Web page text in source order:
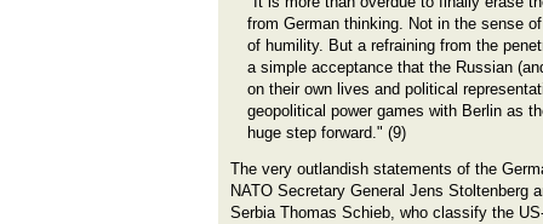
from German thinking. Not in the sense
of humility. But a refraining from the
a simple acceptance that the Russian
on their own lives and political
geopolitical power games with Berlin as
huge step forward." (9)
The very outlandish statements of the
NATO Secretary General Jens Stoltenberg
Serbia Thomas Schieb, who classify the